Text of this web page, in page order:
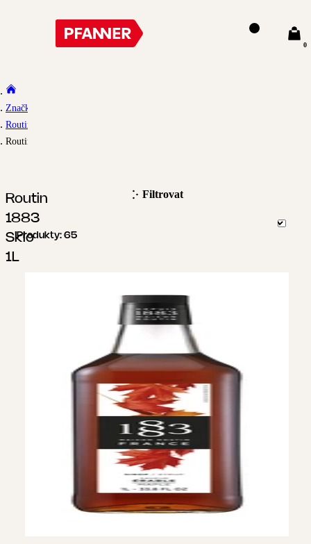
0
Značky
Routin 1883
Routin 1883 Sklo 1L
Routin
1883
Sklo
1L
Filtrovat
Produkty: 65